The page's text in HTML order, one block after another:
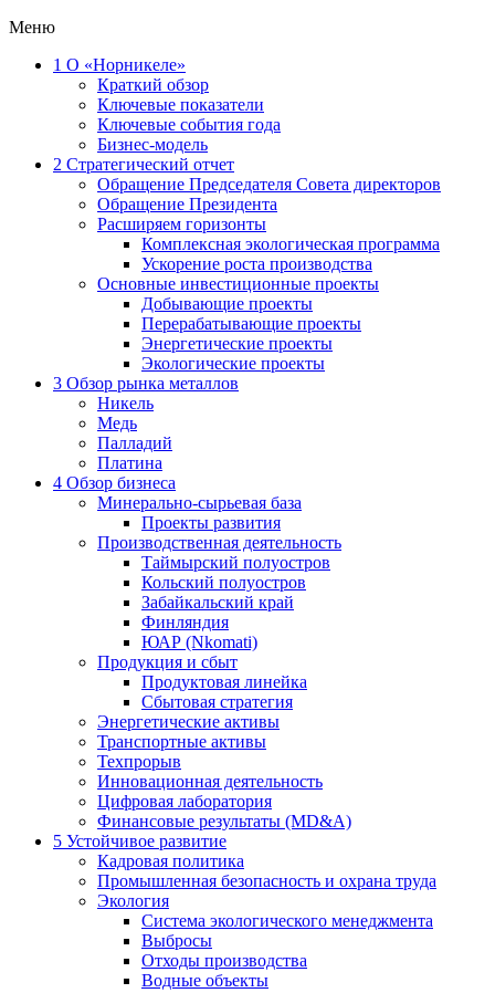
Меню
1 О «Норникеле»
Краткий обзор
Ключевые показатели
Ключевые события года
Бизнес-модель
2 Стратегический отчет
Обращение Председателя Совета директоров
Обращение Президента
Расширяем горизонты
Комплексная экологическая программа
Ускорение роста производства
Основные инвестиционные проекты
Добывающие проекты
Перерабатывающие проекты
Энергетические проекты
Экологические проекты
3 Обзор рынка металлов
Никель
Медь
Палладий
Платина
4 Обзор бизнеса
Минерально-сырьевая база
Проекты развития
Производственная деятельность
Таймырский полуостров
Кольский полуостров
Забайкальский край
Финляндия
ЮАР (Nkomati)
Продукция и сбыт
Продуктовая линейка
Сбытовая стратегия
Энергетические активы
Транспортные активы
Техпрорыв
Инновационная деятельность
Цифровая лаборатория
Финансовые результаты (MD&A)
5 Устойчивое развитие
Кадровая политика
Промышленная безопасность и охрана труда
Экология
Система экологического менеджмента
Выбросы
Отходы производства
Водные объекты